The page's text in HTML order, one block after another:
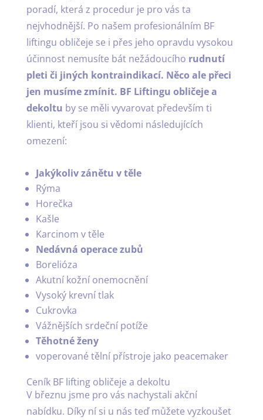
poradí, která z procedur je pro vás ta
nejvhodnější. Po našem profesionálním BF
liftingu obličeje se i přes jeho opravdu vysokou
účinnost nemusíte bát nežádoucího rudnutí
pleti či jiných kontraindikací. Něco ale přeci
jen musíme zmínit. BF Liftingu obličeje a
dekoltu by se měli vyvarovat především ti
klienti, kteří jsou si vědomi následujících
omezení:
Jakýkoliv zánětu v těle
Rýma
Horečka
Kašle
Karcinom v těle
Nedávná operace zubů
Borelióza
Akutní kožní onemocnění
Vysoký krevní tlak
Cukrovka
Vážnějších srdeční potíže
Těhotné ženy
voperované tělní přístroje jako peacemaker
Ceník BF lifting obličeje a dekoltu
V březnu jsme pro vás nachystali akční
nabídku. Díky ní si u nás teď můžete vyzkoušet